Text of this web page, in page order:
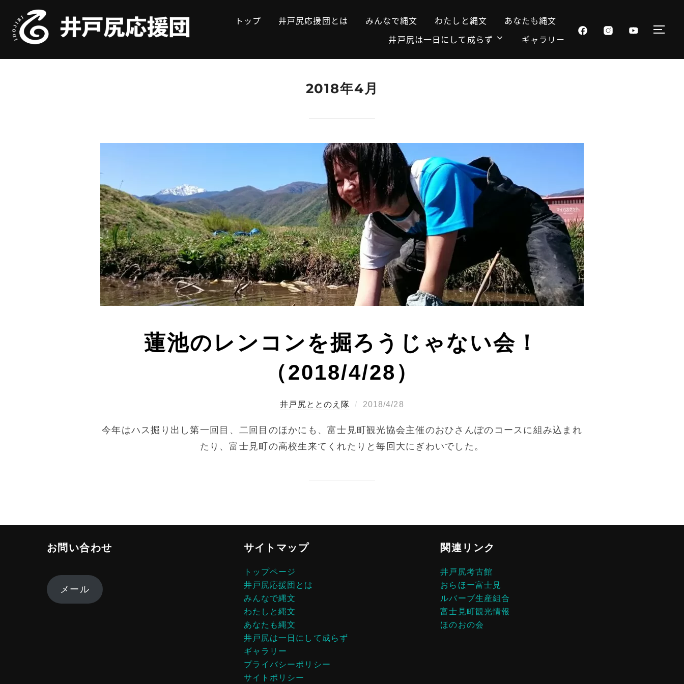
ン
トップ 井戸尻応援団とは みんなで縄文 わたしと縄文
あなたも縄文
井戸尻は一日にして成らず
ギャラリー サイ
2018年4月
蓮池のレンコンを掘ろうじゃない会！
（2018/4/28）
ととのえ隊
投
日:
2018/4/28
今年はハス掘り出し第一回目、二回目のほかにも、富士見町観光協会主催のおひさんぽのコースに組み込まれ
たり、富士見町の高校生来てくれたりと毎回大にぎわいでした。
お問い合わせ
メール
サイトマップ
トップページ
井戸尻応援団とは
みんなで縄文
わたしと縄文
あなたも縄文
井戸尻は一日にして成らず
ギャラリー
プライバシーポリシー
サイトポリシー
関連リンク
井戸尻考古館
おらほー富士見
ルバーブ生産組合
富士見町観光情報
ほのおの会